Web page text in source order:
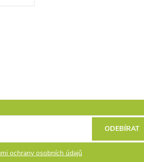
ochrany osobních údajů
ODEBÍRAT